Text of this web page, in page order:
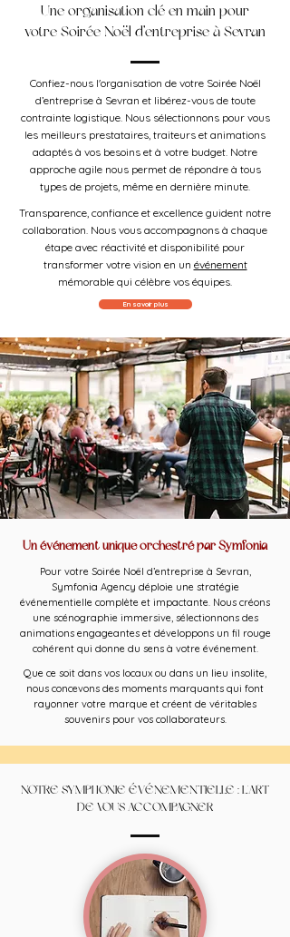
Une organisation clé en main pour
votre Soirée Noël d’entreprise à Sevran
Confiez-nous l'organisation de votre Soirée Noël
d’entreprise à Sevran et libérez-vous de toute
contrainte logistique. Nous sélectionnons pour vous
les meilleurs prestataires, traiteurs et animations
adaptés à vos besoins et à votre budget. Notre
approche agile nous permet de répondre à tous
types de projets, même en dernière minute.
Transparence, confiance et excellence guident notre
collaboration. Nous vous accompagnons à chaque
étape avec réactivité et disponibilité pour
transformer votre vision en un événement
mémorable qui célèbre vos équipes.
En savoir plus
Un événement unique orchestré par Symfonia
Pour votre Soirée Noël d’entreprise à Sevran,
Symfonia Agency déploie une stratégie
événementielle complète et impactante. Nous créons
une scénographie immersive, sélectionnons des
animations engageantes et développons un fil rouge
cohérent qui donne du sens à votre événement.
Que ce soit dans vos locaux ou dans un lieu insolite,
nous concevons des moments marquants qui font
rayonner votre marque et créent de véritables
souvenirs pour vos collaborateurs.
NOTRE SYMPHONIE ÉVÉNEMENTIELLE : L'ART
DE VOUS ACCOMPAGNER